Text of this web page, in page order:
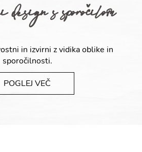
s sporočilom
in izvirni z vidika oblike in
sporočilnosti.
POGLEJ VEČ